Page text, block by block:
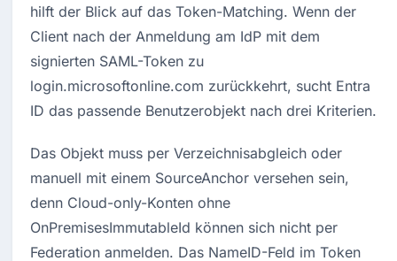
hilft der Blick auf das Token-Matching. Wenn der
Client nach der Anmeldung am IdP mit dem
signierten SAML-Token zu
login.microsoftonline.com zurückkehrt, sucht Entra
ID das passende Benutzerobjekt nach drei Kriterien.
Das Objekt muss per Verzeichnisabgleich oder
manuell mit einem SourceAnchor versehen sein,
denn Cloud-only-Konten ohne
OnPremisesImmutableId können sich nicht per
Federation anmelden. Das NameID-Feld im Token